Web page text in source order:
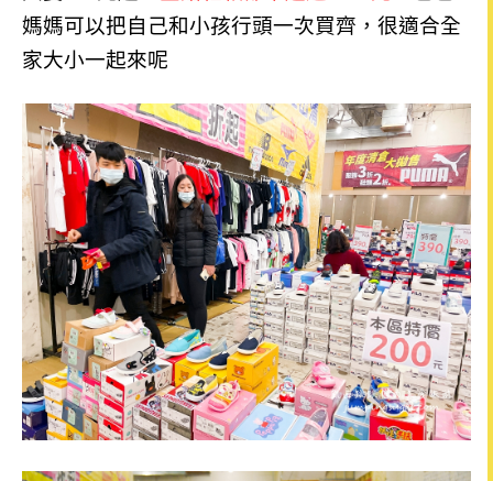
媽媽可以把自己和小孩行頭一次買齊，很適合全
家大小一起來呢